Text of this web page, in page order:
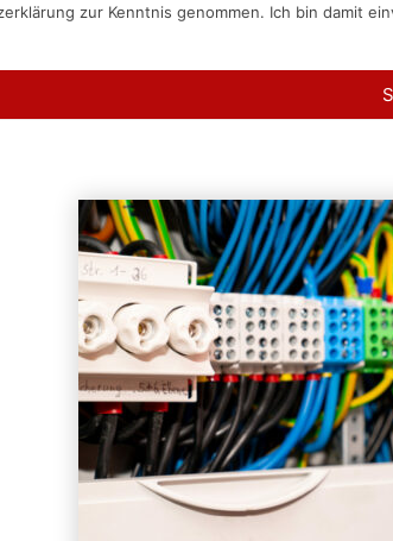
zur Kenntnis genommen. Ich bin damit